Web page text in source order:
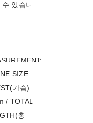
수 있습니
SIZE
가슴):
/ TOTAL
총